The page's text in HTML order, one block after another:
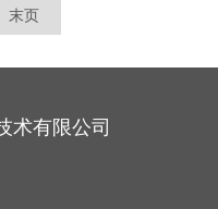
末页
术有限公司